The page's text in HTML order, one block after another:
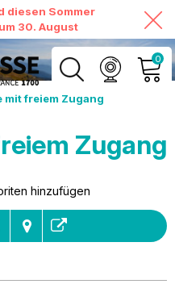
diesen Sommer
30. August
0
MEIN KONTO
MEINEN WARENKORB
mit freiem Zugang
Zugang
hinzufügen